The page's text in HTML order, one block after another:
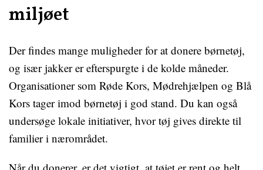
miljøet
Der findes mange muligheder for at donere børnetøj,
og især jakker er efterspurgte i de kolde måneder.
Organisationer som Røde Kors, Mødrehjælpen og Blå
Kors tager imod børnetøj i god stand. Du kan også
undersøge lokale initiativer, hvor tøj gives direkte til
familier i nærområdet.